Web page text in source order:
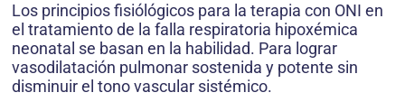
Los principios fisiólógicos para la terapia con ONI en
el tratamiento de la falla respiratoria hipoxémica
neonatal se basan en la habilidad. Para lograr
vasodilatación pulmonar sostenida y potente sin
disminuir el tono vascular sistémico.